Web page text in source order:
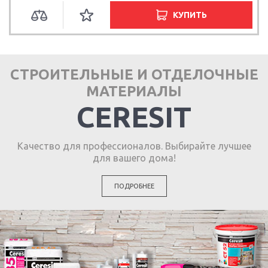
КУПИТЬ
СТРОИТЕЛЬНЫЕ И ОТДЕЛОЧНЫЕ
МАТЕРИАЛЫ
CERESIT
Качество для профессионалов. Выбирайте лучшее
для вашего дома!
ПОДРОБНЕЕ